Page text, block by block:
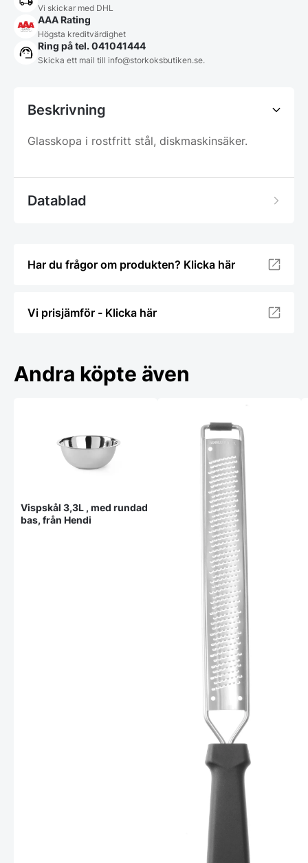
Vi skickar med DHL
AAA Rating
Högsta kreditvärdighet
Ring på tel. 041041444
Skicka ett mail till info@storkoksbutiken.se.
Beskrivning
Glasskopa i rostfritt stål, diskmaskinsäker.
Datablad
Har du frågor om produkten? Klicka här
Vi prisjämför - Klicka här
Andra köpte även
Vispskål 3,3L , med rundad
bas, från Hendi